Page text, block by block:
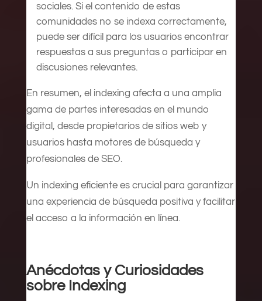
sociales. Si el contenido de estas
comunidades no se indexa correctamente,
puede ser difícil para los usuarios encontrar
respuestas a sus preguntas o participar en
discusiones relevantes.
En resumen, el indexing afecta a una amplia
gama de partes interesadas en el mundo
digital, desde propietarios de sitios web y
usuarios hasta motores de búsqueda y
profesionales de SEO.
Un indexing eficiente es crucial para garantizar
una experiencia de búsqueda positiva y facilitar
el acceso a la información en línea.
Anécdotas y Curiosidades
sobre Indexing